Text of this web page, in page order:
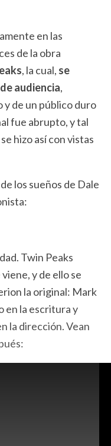
en las
de la obra
, la cual, se
audiencia,
y de un público duro
fue abrupto, y tal
hizo así con vistas
los sueños de Dale
Twin Peaks
y de ello se
la original: Mark
en la escritura y
la dirección. Vean